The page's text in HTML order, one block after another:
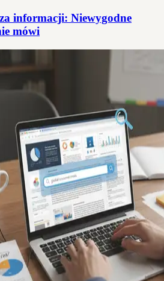
informacji: Niewygodne
mówi